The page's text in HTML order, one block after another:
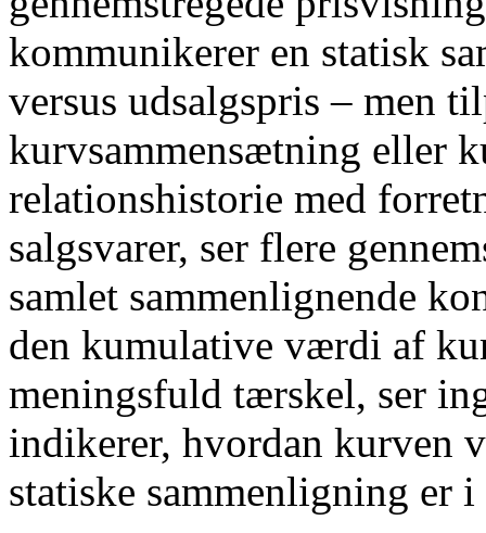
kommunikerer en statisk
versus udsalgspris – men
kurvsammensætning eller
relationshistorie med
salgsvarer, ser flere
samlet sammenlignende
den kumulative værdi af
meningsfuld tærskel, ser
indikerer, hvordan kurven
statiske sammenligning er